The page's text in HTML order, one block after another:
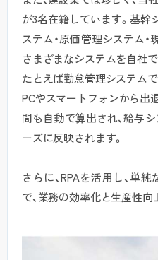
が3名在籍しています。基幹
ステム・原価管理システム・
さまざまなシステムを自社で
たとえば勤怠管理システムで
PCやスマートフォンから出
間も自動で算出され、給与
ーズに反映されます。
さらに、RPAを活用し、単
で、業務の効率化と生産性向